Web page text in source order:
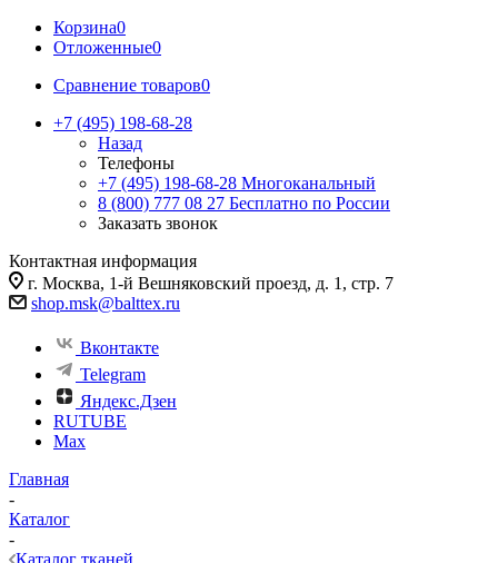
Корзина0
Отложенные0
Сравнение товаров0
+7 (495) 198-68-28
Назад
Телефоны
+7 (495) 198-68-28 Многоканальный
8 (800) 777 08 27 Бесплатно по России
Заказать звонок
Контактная информация
г. Москва, 1-й Вешняковский проезд, д. 1, стр. 7
shop.msk@balttex.ru
Вконтакте
Telegram
Яндекс.Дзен
RUTUBE
Max
Главная
-
Каталог
-
Каталог тканей